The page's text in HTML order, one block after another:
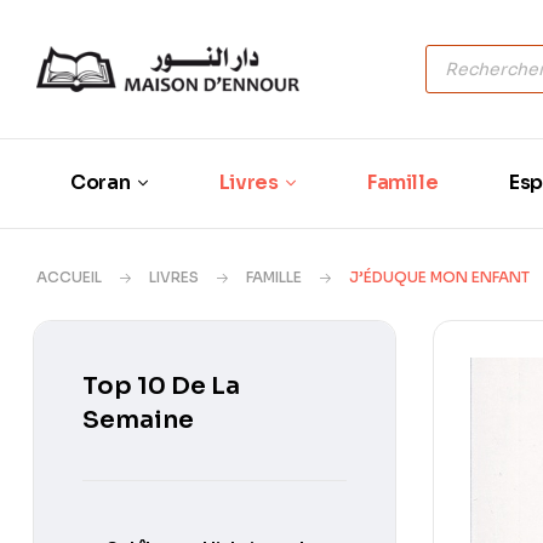
Coran Livres Famille
ACCUEIL LIVRES FAMILLE J’ÉDUQUE MON ENFANT
Top 10 De La
Semaine